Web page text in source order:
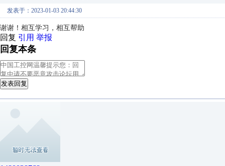
发表于：2023-01-03 20:44:30
谢谢！相互学习，相互帮助
回复 引用 举报
回复本条
发表回复